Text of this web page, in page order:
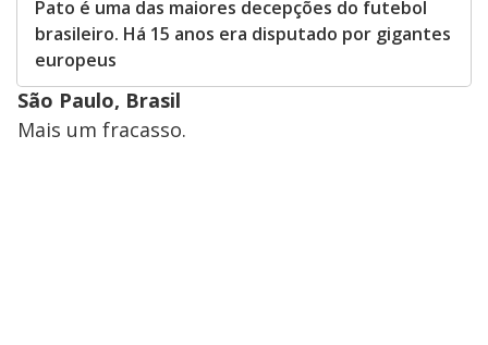
Pato é uma das maiores decepções do futebol
brasileiro. Há 15 anos era disputado por gigantes
europeus
São Paulo, Brasil
Mais um fracasso.